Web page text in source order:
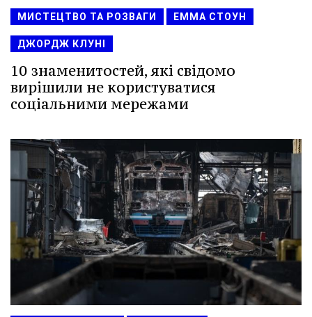
МИСТЕЦТВО ТА РОЗВАГИ ЕММА СТОУН
ДЖОРДЖ КЛУНІ
10 знаменитостей, які свідомо
вирішили не користуватися
соціальними мережами